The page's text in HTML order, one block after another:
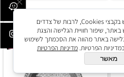
שבוע מבצעים מטורף
לידיעתך, באתרנו נעשה שימוש בקבצי Cookies, לרבות של צדדים
שיפור חוויית הגלישה והצגת
באתר מהווה את הסכמתך לשימוש
הפרטיות. מדיניות הפרטיות
מאשר